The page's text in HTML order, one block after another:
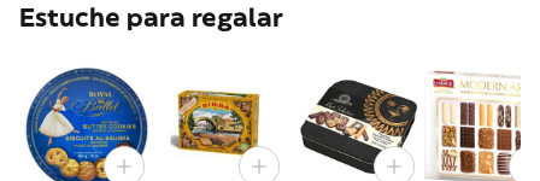
Estuche para regalar